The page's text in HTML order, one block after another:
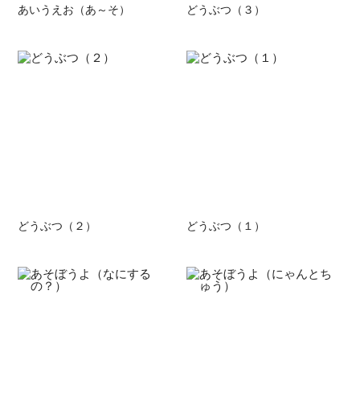
あいうえお（あ～そ） どうぶつ（３）
どうぶつ（２） どうぶつ（１）